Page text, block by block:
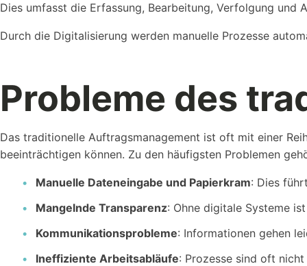
Vorlagen
Nutzen Sie unsere Kostenlosen Vorlagen um...
KostenloseRechner
Dies umfasst die Erfassung, Bearbeitung, Verfolgung und
Durch die Digitalisierung werden manuelle Prozesse
Probleme des
Das traditionelle Auftragsmanagement ist oft mit einer
beeinträchtigen können. Zu den häufigsten Problemen
Manuelle Dateneingabe und Papierkram: Dies
Mangelnde Transparenz: Ohne digitale Systeme
Kommunikationsprobleme: Informationen gehen
Ineffiziente Arbeitsabläufe: Prozesse sind oft